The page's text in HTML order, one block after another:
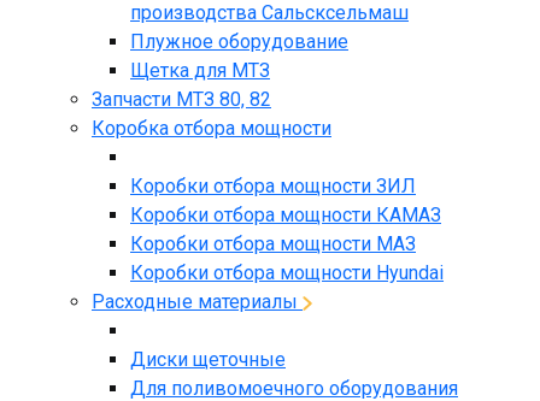
производства Сальсксельмаш
Плужное оборудование
Щетка для МТЗ
Запчасти МТЗ 80, 82
Коробка отбора мощности
Коробки отбора мощности ЗИЛ
Коробки отбора мощности КАМАЗ
Коробки отбора мощности МАЗ
Коробки отбора мощности Hyundai
Расходные материалы
Диски щеточные
Для поливомоечного оборудования